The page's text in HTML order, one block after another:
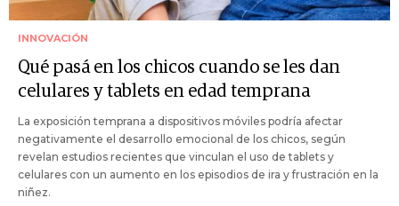
INNOVACIÓN
Qué pasá en los chicos cuando se les dan
celulares y tablets en edad temprana
La exposición temprana a dispositivos móviles podría afectar
negativamente el desarrollo emocional de los chicos, según
revelan estudios recientes que vinculan el uso de tablets y
celulares con un aumento en los episodios de ira y frustración en la
niñez.